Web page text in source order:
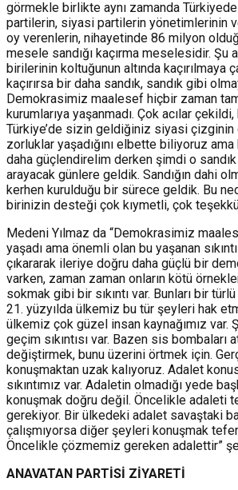
görmekle birlikte aynı zamanda
partilerin, siyasi partilerin yönetimlerinin
oy verenlerin, nihayetinde 86 milyon
mesele sandığı kaçırma meselesidir. Şu
birilerinin koltuğunun altında kaçırılmaya
kaçırırsa bir daha sandık, sandık gibi
Demokrasimiz maalesef hiçbir zaman
kurumlarıya yaşanmadı. Çok acılar
Türkiye’de sizin geldiğiniz siyasi çizginin
zorluklar yaşadığını elbette biliyoruz
daha güçlendirelim derken şimdi o
arayacak günlere geldik. Sandığın dahi
kerhen kurulduğu bir sürece geldik. Bu
birinizin desteği çok kıymetli, çok
Medeni Yılmaz da “Demokrasimiz
yaşadı ama önemli olan bu yaşanan
çıkararak ileriye doğru daha güçlü bir
varken, zaman zaman onların kötü
sokmak gibi bir sıkıntı var. Bunları bir
21. yüzyılda ülkemiz bu tür şeyleri hak
ülkemiz çok güzel insan kaynağımız var.
geçim sıkıntısı var. Bazen sis bombaları
değiştirmek, bunu üzerini örtmek için.
konuşmaktan uzak kalıyoruz. Adalet
sıkıntımız var. Adaletin olmadığı yede
konuşmak doğru değil. Öncelikle adaleti
gerekiyor. Bir ülkedeki adalet savaştaki
çalışmıyorsa diğer şeyleri konuşmak
Öncelikle çözmemiz gereken adalettir”
ANAVATAN PARTİSİ ZİYARETİ